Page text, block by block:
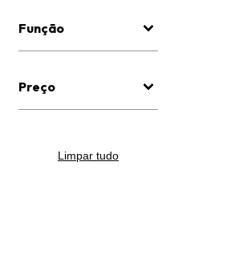
Função
Preço
Limpar tudo